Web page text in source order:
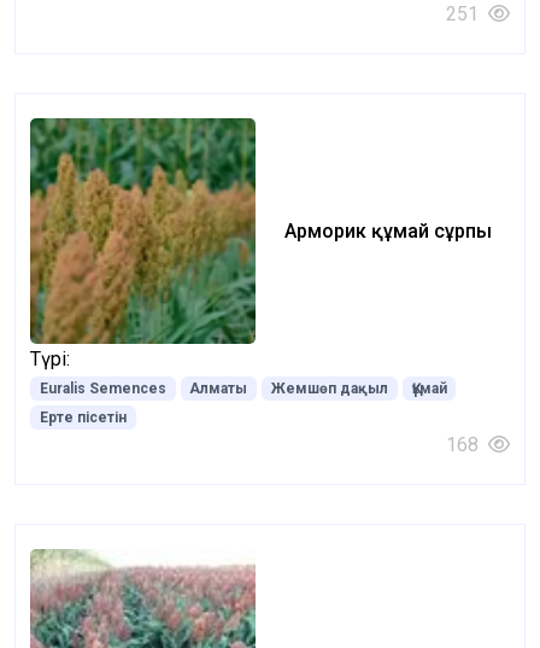
251
Арморик құмай сұрпы
Түрі:
Euralis Semences Алматы Жемшөп дақыл
Құмай
Ерте пісетін
168